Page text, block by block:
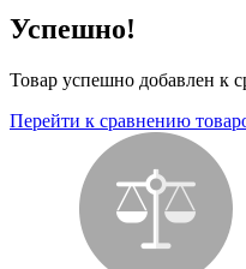
Успешно!
Товар успешно добавлен к
Перейти к сравнению